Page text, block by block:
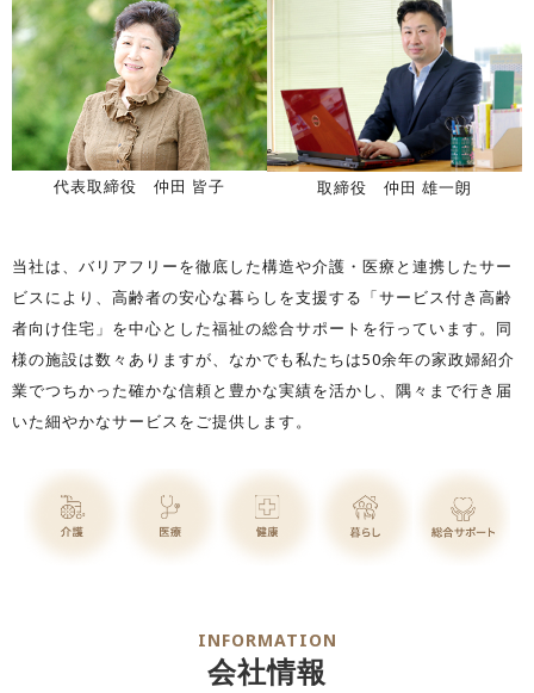
代表取締役 仲田 皆子 取締役 仲田 雄一朗
当社は、バリアフリーを徹底した構造や介護・医療と連携したサー
ビスにより、高齢者の安心な暮らしを支援する「サービス付き高齢
者向け住宅」を中心とした福祉の総合サポートを行っています。同
様の施設は数々ありますが、なかでも私たちは50余年の家政婦紹介
業でつちかった確かな信頼と豊かな実績を活かし、隅々まで行き届
いた細やかなサービスをご提供します。
INFORMATION
会社情報